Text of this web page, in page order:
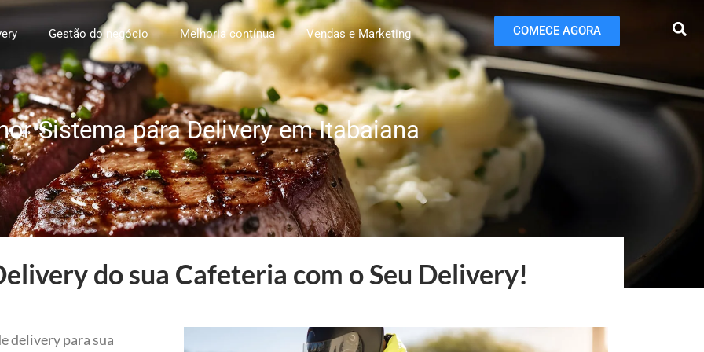
Gestão do negócio Melhoria contínua Vendas e Marketing COMECE AGORA
Sistema para Delivery em Itabaiana
do sua Cafeteria com o Seu Delivery!
delivery para sua